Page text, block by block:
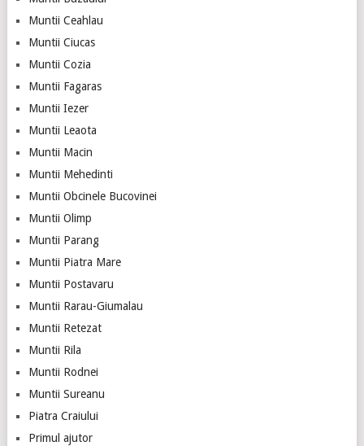
Muntii Ceahlau
Muntii Ciucas
Muntii Cozia
Muntii Fagaras
Muntii Iezer
Muntii Leaota
Muntii Macin
Muntii Mehedinti
Muntii Obcinele Bucovinei
Muntii Olimp
Muntii Parang
Muntii Piatra Mare
Muntii Postavaru
Muntii Rarau-Giumalau
Muntii Retezat
Muntii Rila
Muntii Rodnei
Muntii Sureanu
Piatra Craiului
Primul ajutor